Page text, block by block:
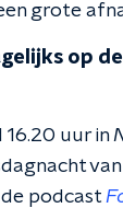
grote
op
16.20 uur in
de podcast